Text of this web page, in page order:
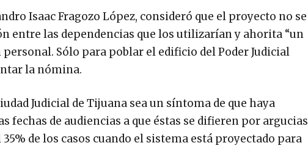
Isaac Fragozo López, consideró que el proyecto no se
entre las dependencias que los utilizarían y ahorita “un
Sólo para poblar el edificio del Poder Judicial
la nómina.
Judicial de Tijuana sea un síntoma de que haya
fechas de audiencias a que éstas se difieren por argucias
de los casos cuando el sistema está proyectado para